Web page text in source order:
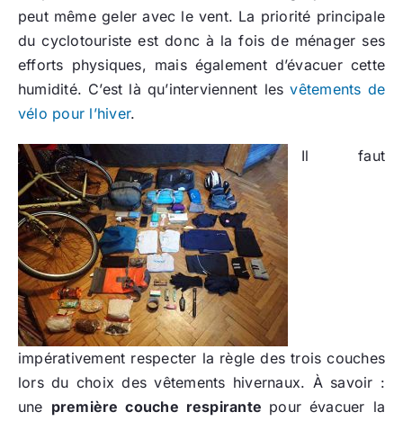
peut même geler avec le vent. La priorité principale
du cyclotouriste est donc à la fois de ménager ses
efforts physiques, mais également d’évacuer cette
humidité. C’est là qu’interviennent lesvêtements de
vélo pour l’hiver.
Il faut
impérativement respecter la règle des trois couches
lors du choix des vêtements hivernaux. À savoir :
une première couche respirante pour évacuer la